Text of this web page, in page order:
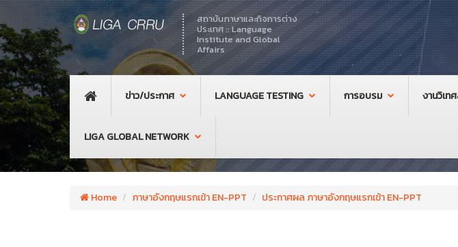
สถาบันภาษาและกิจการต่าง
ประเทศ :: Language
Institute and Global
Affairs
ข่าว/ประกาศ LANGUAGE TESTING การอบรม งานวิเท
LIGA GLOBAL NETWORK
Home ภาษาอังกฤษแรกเข้า EN-PPT ประกาศผล ภาษาอังกฤษแรกเข้า EN-PPT